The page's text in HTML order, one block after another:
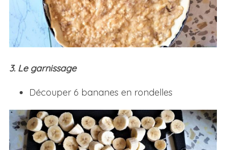
3. Le garnissage
Découper 6 bananes en rondelles